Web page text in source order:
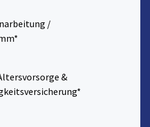
/
&